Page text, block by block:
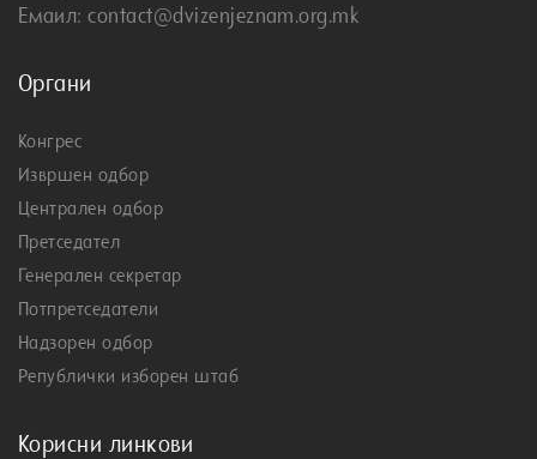
Емаил: contact@dvizenjeznam.org.mk
Органи
Конгрес
Извршен одбор
Централен одбор
Претседател
Генерален секретар
Потпретседатели
Надзорен одбор
Републички изборен штаб
Корисни линкови